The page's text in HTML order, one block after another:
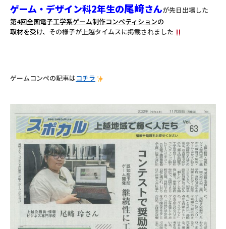
ゲーム・デザイン科2年生の尾﨑さんが先日出場した
第4回全国電子工学系ゲーム制作コンペティションの
取材を受け、 その様子が上越タイムスに掲載されました
ゲームコンペの記事はコチラ